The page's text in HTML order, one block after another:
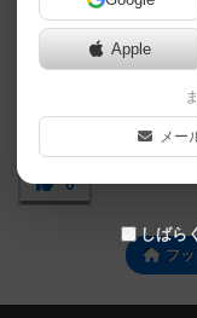
0
フ
Apple
メー
しばら